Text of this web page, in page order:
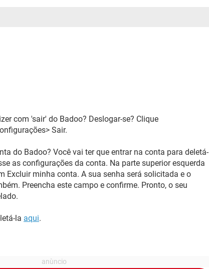
com 'sair' do Badoo? Deslogar-se? Clique
Sair.
do Badoo? Você vai ter que entrar na conta para deletá-
as configurações da conta. Na parte superior esquerda
Excluir minha conta. A sua senha será solicitada e o
Preencha este campo e confirme. Pronto, o seu
la aqui.